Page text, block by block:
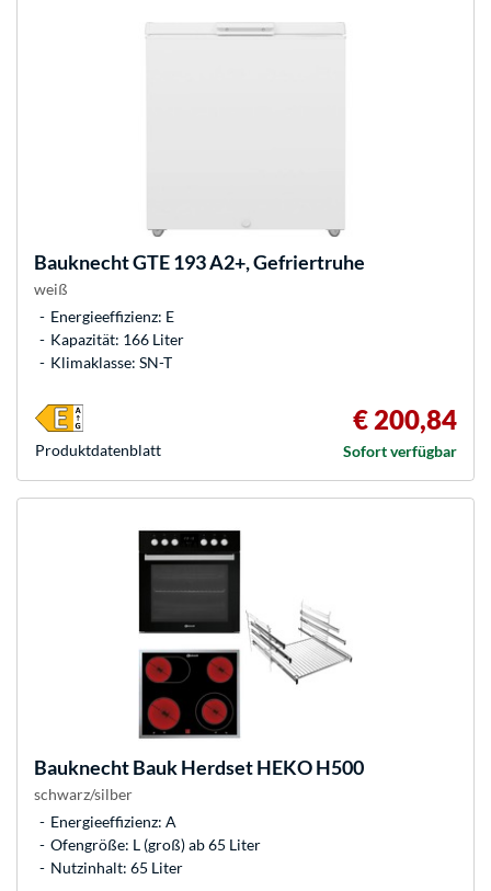
BauknechtGTE 193 A2+, Gefriertruhe
weiß
Energieeffizienz: E
Kapazität: 166 Liter
Klimaklasse: SN-T
€ 200,84
Sofort verfügbar
Produkt­datenblatt
BauknechtBauk Herdset HEKO H500
schwarz/silber
Energieeffizienz: A
Ofengröße: L (groß) ab 65 Liter
Nutzinhalt: 65 Liter